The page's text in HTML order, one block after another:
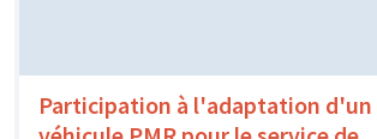
Participation à l'adaptation d'un